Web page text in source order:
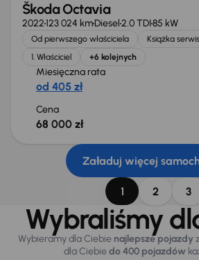
Škoda Octavia
2022123 024 kmDiesel2.0 TDI85 kW
Od pierwszego właściciela Książka
1. Właściciel
+6 kolejnych
Miesięczna rata
od 405 zł
Cena
68 000 zł
Załaduj więcej
1 2 3
Wybraliśmy
Wybieramy dla Ciebie najlepsze pojazdy
dla Ciebiedo 400 pojazdów